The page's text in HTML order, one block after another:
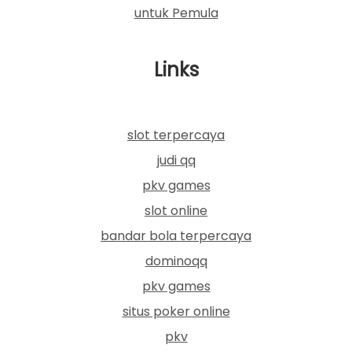
untuk Pemula
Links
slot terpercaya
judi qq
pkv games
slot online
bandar bola terpercaya
dominoqq
pkv games
situs poker online
pkv